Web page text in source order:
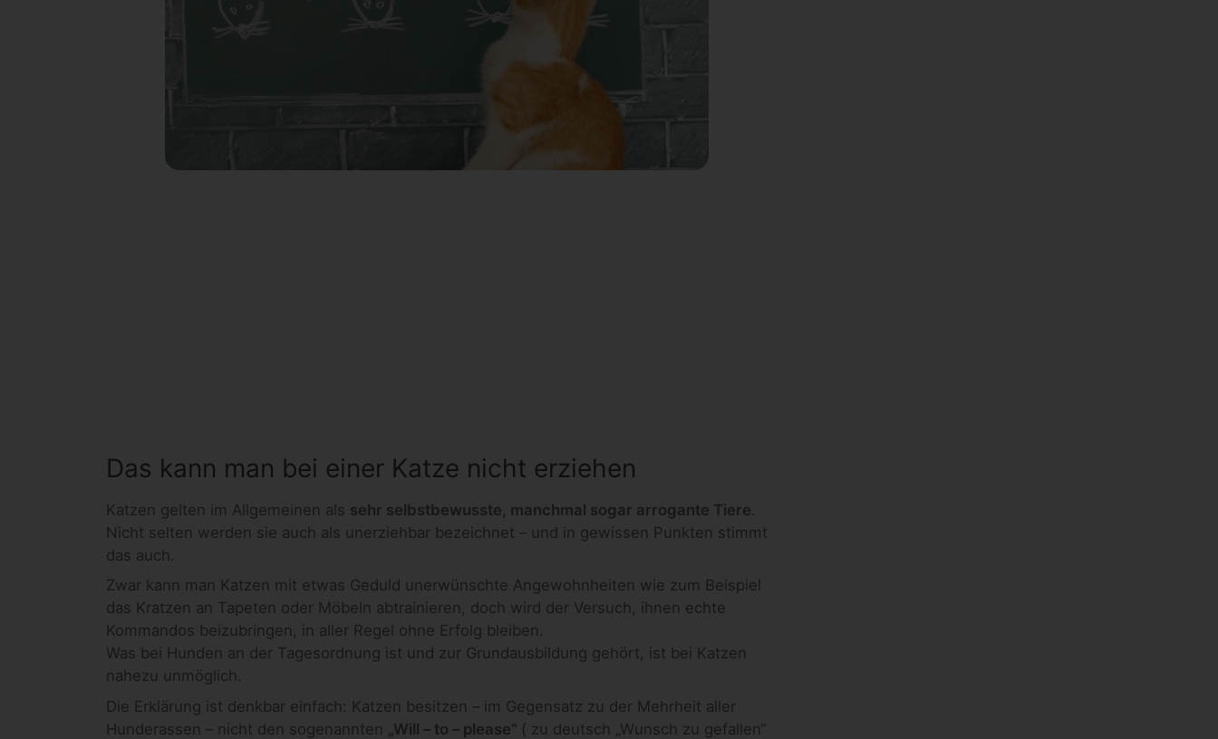
Das kann man bei einer Katze nicht erziehen
Katzen gelten im Allgemeinen als sehr selbstbewusste, manchmal sogar arrogante Tiere.
Nicht selten werden sie auch als unerziehbar bezeichnet – und in gewissen Punkten stimmt
das auch.
Zwar kann man Katzen mit etwas Geduld unerwünschte Angewohnheiten wie zum Beispiel
das Kratzen an Tapeten oder Möbeln abtrainieren, doch wird der Versuch, ihnen echte
Kommandos beizubringen, in aller Regel ohne Erfolg bleiben.
Was bei Hunden an der Tagesordnung ist und zur Grundausbildung gehört, ist bei Katzen
nahezu unmöglich.
Die Erklärung ist denkbar einfach: Katzen besitzen – im Gegensatz zu der Mehrheit aller
Hunderassen – nicht den sogenannten
„Will – to – please“ ( zu deutsch „Wunsch zu gefallen“